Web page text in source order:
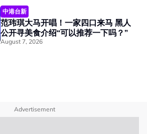
中港台新
范玮琪大马开唱！一家四口来马 黑人
公开寻美食介绍“可以推荐一下吗？”
August 7, 2026
Advertisement